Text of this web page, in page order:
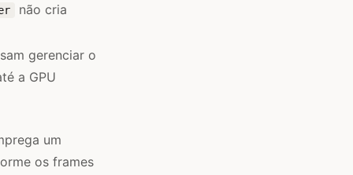
não cria
gerenciar o
a GPU
um
os frames